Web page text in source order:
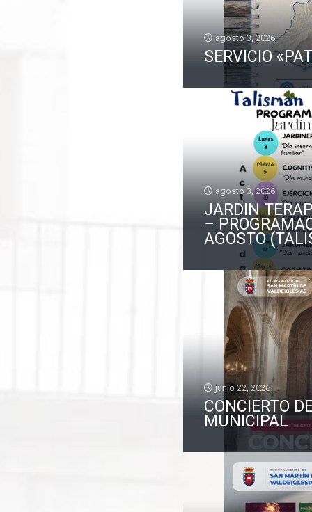
agosto 3, 2026
SERVICIO
agosto 3, 2026
JARDIN
–
AGOSTO
junio 22, 2026
CONCIERTO
MUNICIPAL